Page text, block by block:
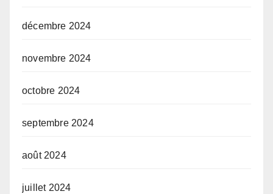
décembre 2024
novembre 2024
octobre 2024
septembre 2024
août 2024
juillet 2024